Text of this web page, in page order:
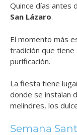
Quince días antes
San Lázaro.
El momento más
tradición que tiene
purificación.
La fiesta tiene
donde se instalan
melindres, los
Semana